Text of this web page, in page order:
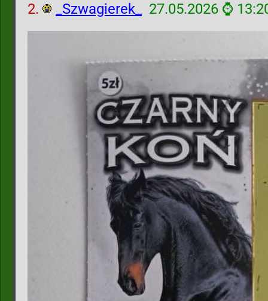
2. _Szwagierek_ 27.05.2026 ⌚